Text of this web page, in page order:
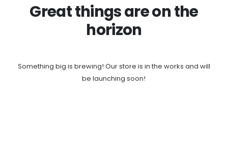
Great things are on the
horizon
Something big is brewing! Our store is in the works and will
be launching soon!